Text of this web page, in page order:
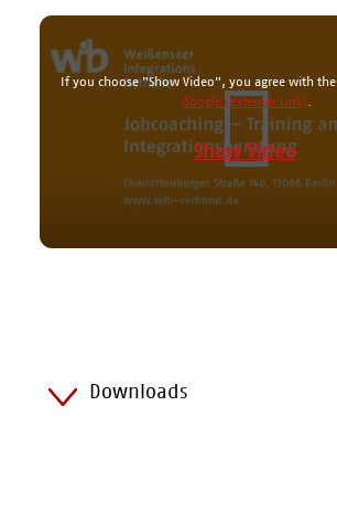
If you choose "Show Video", you agree with the
Google
.
Show Video
Downloads